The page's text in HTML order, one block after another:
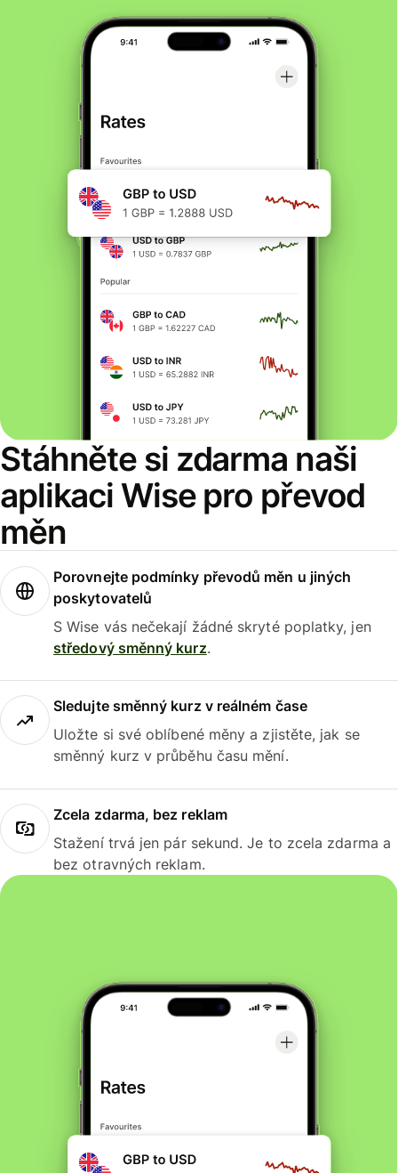
Stáhněte si zdarma naši
aplikaci Wise pro převod
měn
Porovnejte podmínky převodů měn u jiných
poskytovatelů
S Wise vás nečekají žádné skryté poplatky, jen
středový směnný kurz.
Sledujte směnný kurz v reálném čase
Uložte si své oblíbené měny a zjistěte, jak se
směnný kurz v průběhu času mění.
Zcela zdarma, bez reklam
Stažení trvá jen pár sekund. Je to zcela zdarma a
bez otravných reklam.